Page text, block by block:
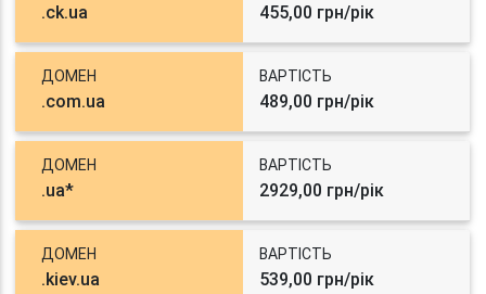
.ck.ua 455,00 грн/рік
ДОМЕН
.com.ua
ВАРТІСТЬ
489,00 грн/рік
ДОМЕН
.ua*
ВАРТІСТЬ
2929,00 грн/рік
ДОМЕН
.kiev.ua
ВАРТІСТЬ
539,00 грн/рік